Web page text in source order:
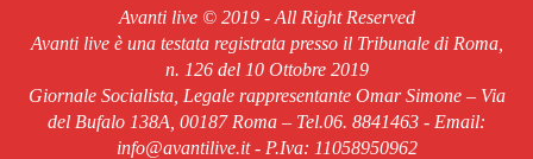
Avanti live © 2019 - All Right Reserved
Avanti live è una testata registrata presso il Tribunale di Roma,
n. 126 del 10 Ottobre 2019
Giornale Socialista, Legale rappresentante Omar Simone – Via
del Bufalo 138A, 00187 Roma – Tel.06. 8841463 - Email:
info@avantilive.it - P.Iva: 11058950962